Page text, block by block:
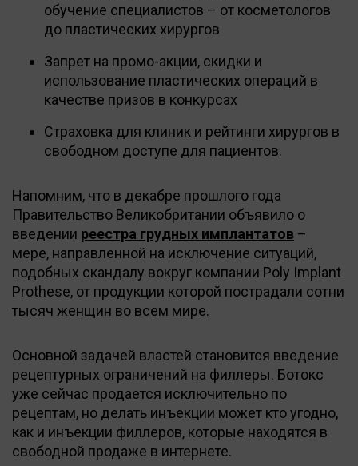
обучение специалистов – от косметологов
до пластических хирургов
Запрет на промо-акции, скидки и
использование пластических операций в
качестве призов в конкурсах
Страховка для клиник и рейтинги хирургов в
свободном доступе для пациентов.
Напомним, что в декабре прошлого года
Правительство Великобритании объявило о
введении реестра грудных имплантатов –
мере, направленной на исключение ситуаций,
подобных скандалу вокруг компании Poly Implant
Prothese, от продукции которой пострадали сотни
тысяч женщин во всем мире.
Основной задачей властей становится введение
рецептурных ограничений на филлеры. Ботокс
уже сейчас продается исключительно по
рецептам, но делать инъекции может кто угодно,
как и инъекции филлеров, которые находятся в
свободной продаже в интернете.